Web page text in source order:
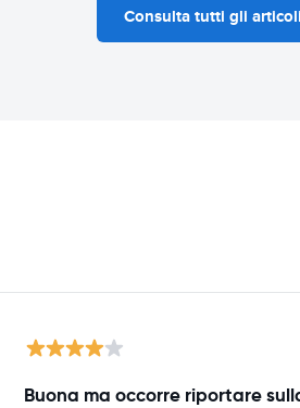
Consulta tutti gli articoli
Buona ma occorre riportare